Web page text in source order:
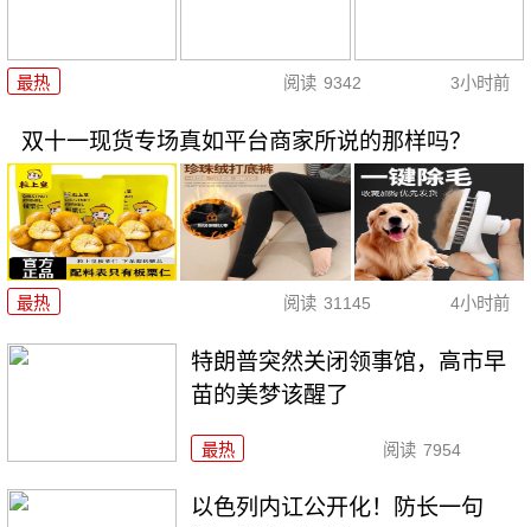
最热 阅读 9342 3小时前
双十一现货专场真如平台商家所说的那样吗？
最热 阅读 31145 4小时前
特朗普突然关闭领事馆，高市早
苗的美梦该醒了
最热 阅读 7954
以色列内讧公开化！防长一句